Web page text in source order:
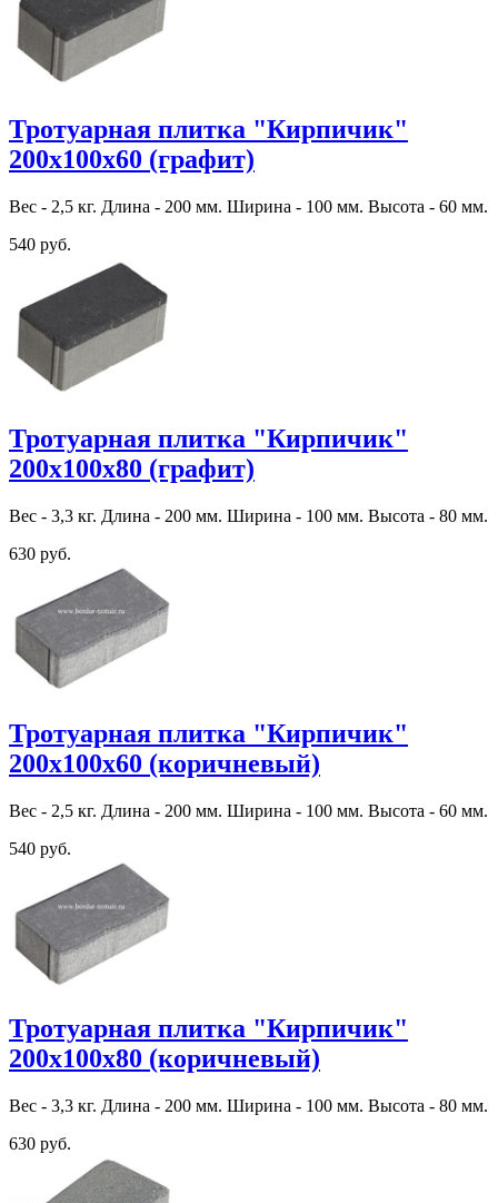
Тротуарная плитка "Кирпичик"
200х100х60 (графит)
Вес - 2,5 кг. Длина - 200 мм. Ширина - 100 мм. Высота - 60 мм.
540 руб.
Тротуарная плитка "Кирпичик"
200х100х80 (графит)
Вес - 3,3 кг. Длина - 200 мм. Ширина - 100 мм. Высота - 80 мм.
630 руб.
Тротуарная плитка "Кирпичик"
200х100х60 (коричневый)
Вес - 2,5 кг. Длина - 200 мм. Ширина - 100 мм. Высота - 60 мм.
540 руб.
Тротуарная плитка "Кирпичик"
200х100х80 (коричневый)
Вес - 3,3 кг. Длина - 200 мм. Ширина - 100 мм. Высота - 80 мм.
630 руб.